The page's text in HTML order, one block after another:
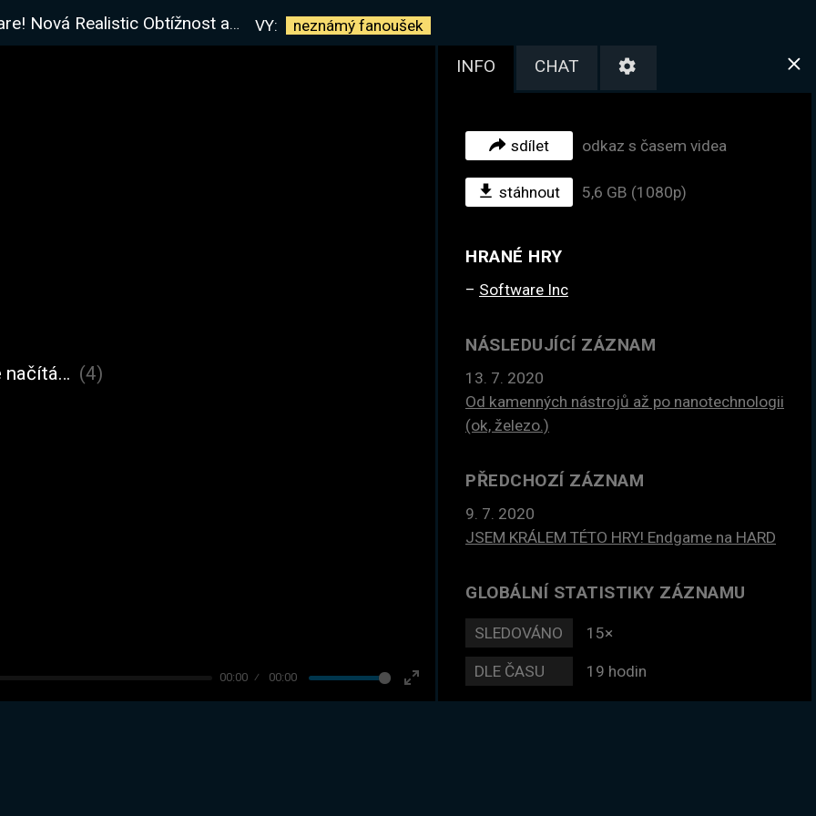
Obtížnost a jeden úspěch za druhým! VY: neznámý fanoušek
00:00 00:00
Enter
načítá… (4)
INFO CHAT
sdílet odkaz s časem videa
stáhnout 5,6 GB (1080p)
HRANÉ HRY
Software Inc
NÁSLEDUJÍCÍ ZÁZNAM
13. 7. 2020
Od kamenných nástrojů až po nanotechnologii
(ok, železo.)
PŘEDCHOZÍ ZÁZNAM
9. 7. 2020
JSEM KRÁLEM TÉTO HRY! Endgame na HARD
GLOBÁLNÍ STATISTIKY ZÁZNAMU
SLEDOVÁNO 15×
DLE ČASU 19 hodin